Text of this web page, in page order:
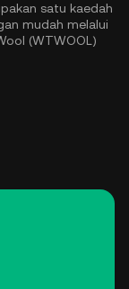
satu kaedah
mudah melalui
(WTWOOL)